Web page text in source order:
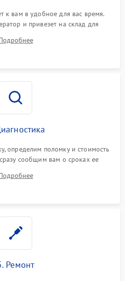
к вам в удобное для вас время.
и привезет на склад для
определим поломку и стоимость
сообщим вам о сроках ее
Ремонт